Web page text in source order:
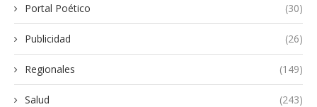
Portal Poético (30)
Publicidad (26)
Regionales (149)
Salud (243)